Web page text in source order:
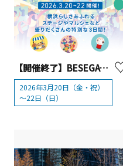
【開催終了】BESEGATE横浜関内「 OPENING FESTIVAL」
2026年3月20日（金・祝）
～22日（日）